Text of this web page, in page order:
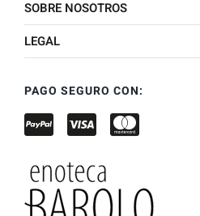
SOBRE NOSOTROS
LEGAL
PAGO SEGURO CON: